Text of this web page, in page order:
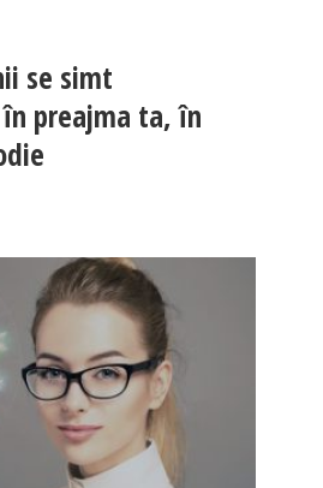
se simt
preajma ta, în